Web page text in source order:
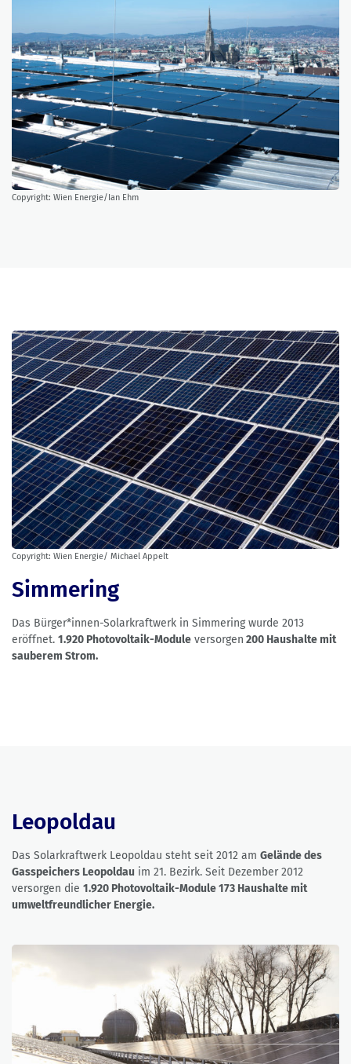
Copyright: Wien Energie/Ian Ehm
Copyright: Wien Energie/ Michael Appelt
Simmering
Das Bürger*innen-Solarkraftwerk in Simmering wurde 2013
eröffnet. 1.920 Photovoltaik-Module versorgen 200 Haushalte mit
sauberem Strom.
Leopoldau
Das Solarkraftwerk Leopoldau steht seit 2012 am Gelände des
Gasspeichers Leopoldau im 21. Bezirk. Seit Dezember 2012
versorgen die 1.920 Photovoltaik-Module 173 Haushalte mit
umweltfreundlicher Energie.